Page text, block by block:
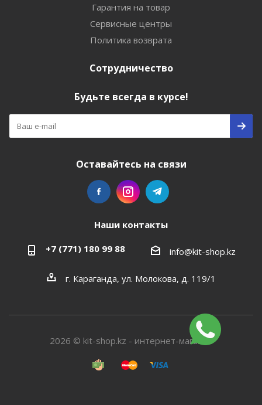
Гарантия на товар
Сервисные центры
Политика возврата
Сотрудничество
Будьте всегда в курсе!
Оставайтесь на связи
Наши контакты
+7 (771) 180 99 88 info@kit-shop.kz
г. Караганда, ул. Молокова, д. 119/1
2026 © kit-shop.kz - интернет-магазин